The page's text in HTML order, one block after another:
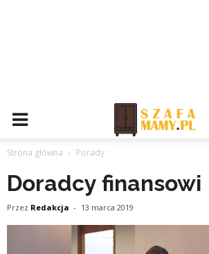
Strona główna Porady
Doradcy finansowi
Przez Redakcja - 13 marca 2019